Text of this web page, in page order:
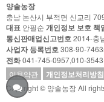
양솔농장
충남 논산시 부적면 신교리
대표 안필순 개인정보 보호 책
통신판매업신고번호2014-충
사업자 등록번호308-90-
전화041-745-0957,010-
이용약관 개인정보처리방침
Copyright © 양솔농장 All